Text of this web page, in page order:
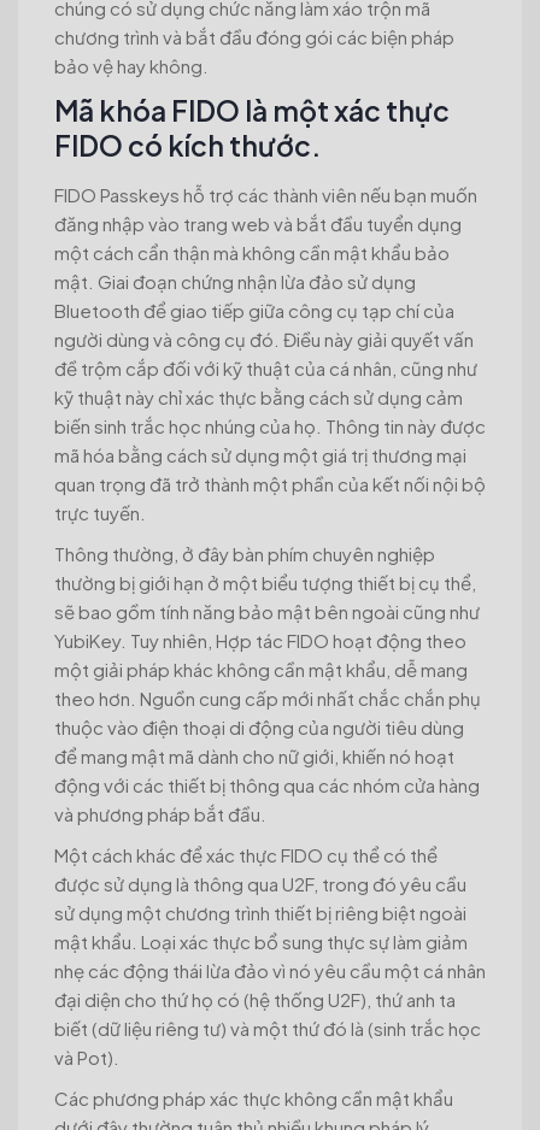
chúng có sử dụng chức năng làm xáo trộn mã
chương trình và bắt đầu đóng gói các biện pháp
bảo vệ hay không.
Mã khóa FIDO là một xác thực
FIDO có kích thước.
FIDO Passkeys hỗ trợ các thành viên nếu bạn muốn
đăng nhập vào trang web và bắt đầu tuyển dụng
một cách cẩn thận mà không cần mật khẩu bảo
mật. Giai đoạn chứng nhận lừa đảo sử dụng
Bluetooth để giao tiếp giữa công cụ tạp chí của
người dùng và công cụ đó. Điều này giải quyết vấn
đề trộm cắp đối với kỹ thuật của cá nhân, cũng như
kỹ thuật này chỉ xác thực bằng cách sử dụng cảm
biến sinh trắc học nhúng của họ. Thông tin này được
mã hóa bằng cách sử dụng một giá trị thương mại
quan trọng đã trở thành một phần của kết nối nội bộ
trực tuyến.
Thông thường, ở đây bàn phím chuyên nghiệp
thường bị giới hạn ở một biểu tượng thiết bị cụ thể,
sẽ bao gồm tính năng bảo mật bên ngoài cũng như
YubiKey. Tuy nhiên, Hợp tác FIDO hoạt động theo
một giải pháp khác không cần mật khẩu, dễ mang
theo hơn. Nguồn cung cấp mới nhất chắc chắn phụ
thuộc vào điện thoại di động của người tiêu dùng
để mang mật mã dành cho nữ giới, khiến nó hoạt
động với các thiết bị thông qua các nhóm cửa hàng
và phương pháp bắt đầu.
Một cách khác để xác thực FIDO cụ thể có thể
được sử dụng là thông qua U2F, trong đó yêu cầu
sử dụng một chương trình thiết bị riêng biệt ngoài
mật khẩu. Loại xác thực bổ sung thực sự làm giảm
nhẹ các động thái lừa đảo vì nó yêu cầu một cá nhân
đại diện cho thứ họ có (hệ thống U2F), thứ anh ta
biết (dữ liệu riêng tư) và một thứ đó là (sinh trắc học
và Pot).
Các phương pháp xác thực không cần mật khẩu